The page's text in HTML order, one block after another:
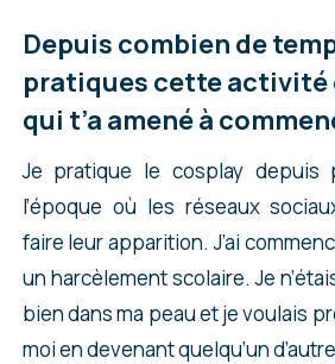
Depuis combien de
pratiques cette activité
qui t’a amené à
Je pratique le cosplay depuis
l’époque où les réseaux
faire leur apparition. J’ai
un harcèlement scolaire. Je
bien dans ma peau et je voulais
moi en devenant quelqu’un